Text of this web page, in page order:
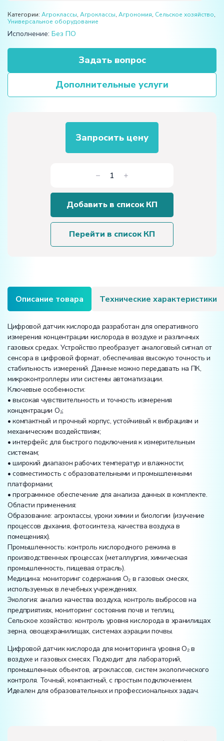
Категории: Агроклассы, Агроклассы, Агрономия, Сельское хозяйство,
Универсальное оборудование
Исполнение: Без ПО
Задать вопрос
Дополнительные услуги
Запросить цену
Количество
товара
Цифровой
датчик
кислорода
Добавить в список КП
Перейти в список КП
Описание товара Технические характеристики
Цифровой датчик кислорода разработан для оперативного
измерения концентрации кислорода в воздухе и различных
газовых средах. Устройство преобразует аналоговый сигнал от
сенсора в цифровой формат, обеспечивая высокую точность и
стабильность измерений. Данные можно передавать на ПК,
микроконтроллеры или системы автоматизации.
Ключевые особенности:
• высокая чувствительность и точность измерения
концентрации O₂;
• компактный и прочный корпус, устойчивый к вибрациям и
механическим воздействиям;
• интерфейс для быстрого подключения к измерительным
системам;
• широкий диапазон рабочих температур и влажности;
• совместимость с образовательными и промышленными
платформами;
• программное обеспечение для анализа данных в комплекте.
Области применения:
Образование: агроклассы, уроки химии и биологии (изучение
процессов дыхания, фотосинтеза, качества воздуха в
помещениях).
Промышленность: контроль кислородного режима в
производственных процессах (металлургия, химическая
промышленность, пищевая отрасль).
Медицина: мониторинг содержания O₂ в газовых смесях,
используемых в лечебных учреждениях.
Экология: анализ качества воздуха, контроль выбросов на
предприятиях, мониторинг состояния почв и теплиц.
Сельское хозяйство: контроль уровня кислорода в хранилищах
зерна, овощехранилищах, системах аэрации почвы.
Цифровой датчик кислорода для мониторинга уровня O₂ в
воздухе и газовых смесях. Подходит для лабораторий,
промышленных объектов, агроклассов, систем экологического
контроля. Точный, компактный, с простым подключением.
Идеален для образовательных и профессиональных задач.